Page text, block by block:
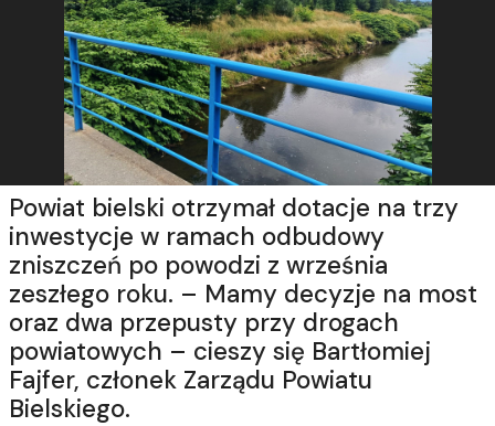
Powiat bielski otrzymał dotacje na trzy
inwestycje w ramach odbudowy
zniszczeń po powodzi z września
zeszłego roku. – Mamy decyzje na most
oraz dwa przepusty przy drogach
powiatowych – cieszy się Bartłomiej
Fajfer, członek Zarządu Powiatu
Bielskiego.